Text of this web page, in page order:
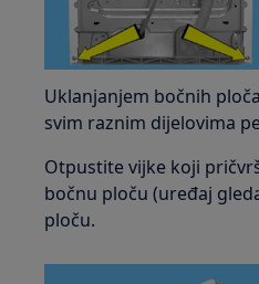
Uklanjanjem bočnih
svim raznim dijelovima
Otpustite vijke koji
bočnu ploču (uređaj
ploču.